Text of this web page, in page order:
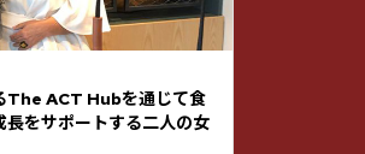
The ACT Hubを通じて食
長をサポートする二人の女